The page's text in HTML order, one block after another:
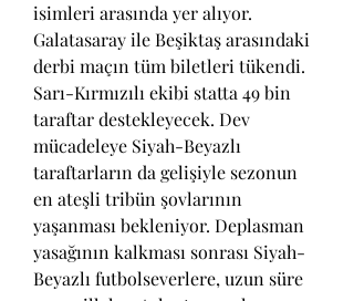
isimleri arasında yer alıyor.
Galatasaray ile Beşiktaş arasındaki
derbi maçın tüm biletleri tükendi.
Sarı-Kırmızılı ekibi statta 49 bin
taraftar destekleyecek. Dev
mücadeleye Siyah-Beyazlı
taraftarların da gelişiyle sezonun
en ateşli tribün şovlarının
yaşanması bekleniyor. Deplasman
yasağının kalkması sonrası Siyah-
Beyazlı futbolseverlere, uzun süre